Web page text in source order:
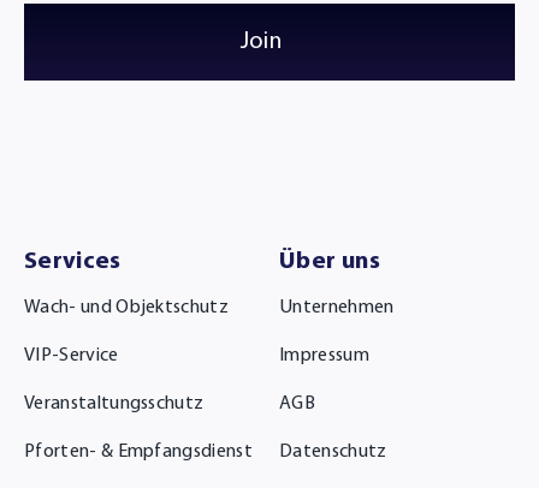
Join
Services
Wach- und Objektschutz
VIP-Service
Veranstaltungsschutz
Pforten- & Empfangsdienst
Über uns
Unternehmen
Impressum
AGB
Datenschutz